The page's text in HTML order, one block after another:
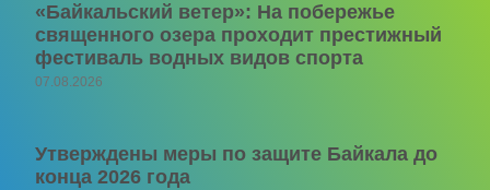
«Байкальский ветер»: На побережье
священного озера проходит престижный
фестиваль водных видов спорта
07.08.2026
Утверждены меры по защите Байкала до
конца 2026 года